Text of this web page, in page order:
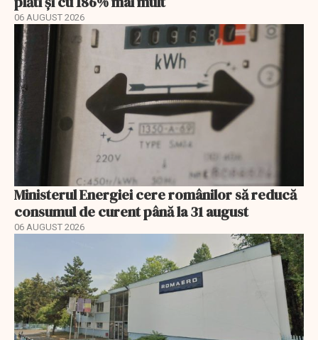
06 AUGUST 2026
Ministerul Energiei cere românilor să reducă
consumul de curent până la 31 august
06 AUGUST 2026